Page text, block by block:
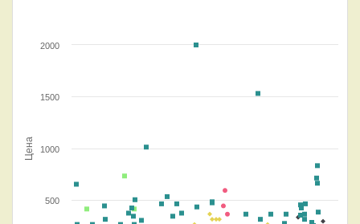
Цена
500
1000
1500
2000